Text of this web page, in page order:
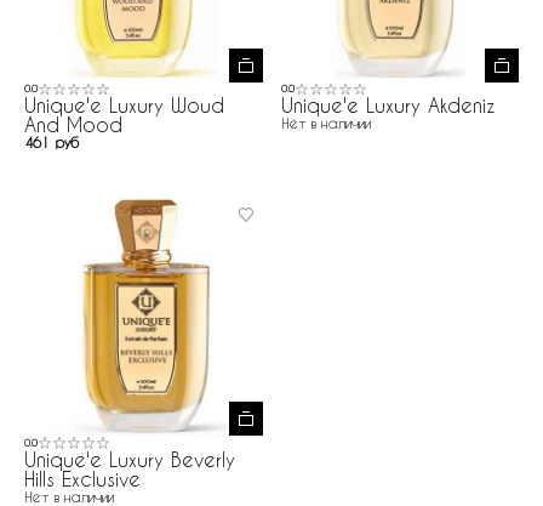
0.0
Unique'e Luxury Woud
And Mood
461 руб
0.0
Unique'e Luxury Akdeniz
Нет в наличии
0.0
Unique'e Luxury Beverly
Hills Exclusive
Нет в наличии